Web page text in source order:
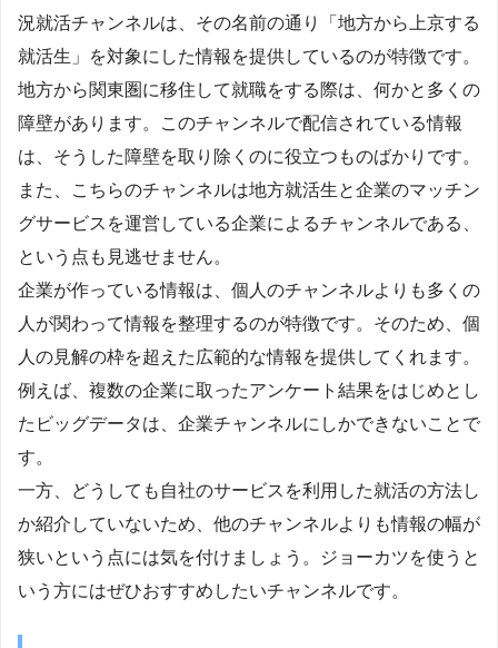
況就活チャンネルは、その名前の通り「地方から上京する
就活生」を対象にした情報を提供しているのが特徴です。
地方から関東圏に移住して就職をする際は、何かと多くの
障壁があります。このチャンネルで配信されている情報
は、そうした障壁を取り除くのに役立つものばかりです。
また、こちらのチャンネルは地方就活生と企業のマッチン
グサービスを運営している企業によるチャンネルである、
という点も見逃せません。
企業が作っている情報は、個人のチャンネルよりも多くの
人が関わって情報を整理するのが特徴です。そのため、個
人の見解の枠を超えた広範的な情報を提供してくれます。
例えば、複数の企業に取ったアンケート結果をはじめとし
たビッグデータは、企業チャンネルにしかできないことで
す。
一方、どうしても自社のサービスを利用した就活の方法し
か紹介していないため、他のチャンネルよりも情報の幅が
狭いという点には気を付けましょう。ジョーカツを使うと
いう方にはぜひおすすめしたいチャンネルです。